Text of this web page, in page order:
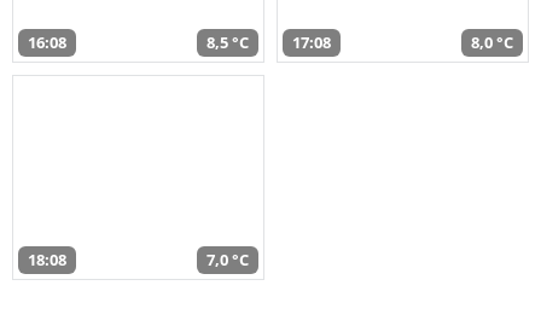
16:08 8,5 °C 17:08 8,0 °C
18:08 7,0 °C